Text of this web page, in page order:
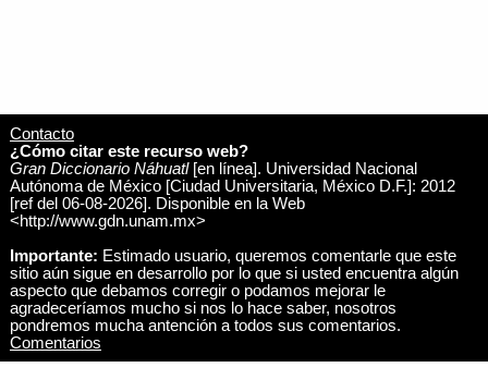
Contacto
¿Cómo citar este recurso web?
Gran Diccionario Náhuatl[en línea]. Universidad Nacional
Autónoma de México [Ciudad Universitaria, México D.F.]: 2012
[ref del 06-08-2026]. Disponible en la Web
<http://www.gdn.unam.mx>
Importante: Estimado usuario, queremos comentarle que este
sitio aún sigue en desarrollo por lo que si usted encuentra algún
aspecto que debamos corregir o podamos mejorar le
agradeceríamos mucho si nos lo hace saber, nosotros
pondremos mucha antención a todos sus comentarios.
Comentarios